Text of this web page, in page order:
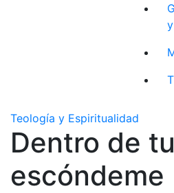
Teología y Espiritualidad
Dentro de
escóndeme